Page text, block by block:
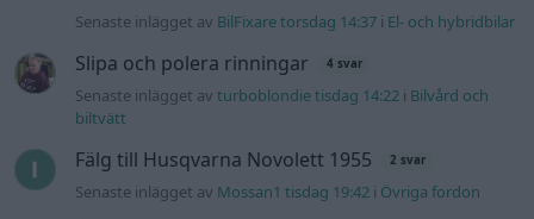
Senaste inlägget av BilFixare torsdag 14:37 i El- och hybridbilar
Slipa och polera rinningar 4 svar
Senaste inlägget avturboblondie tisdag 14:22 i Bilvård och
biltvätt
Fälg till Husqvarna Novolett 1955 2 svar
Senaste inlägget av Mossan1 tisdag 19:42 i Övriga fordon